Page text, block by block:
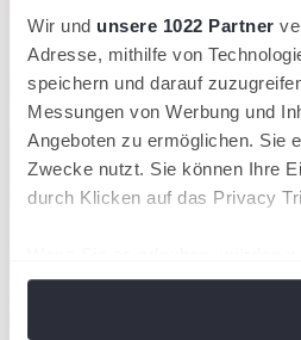
Wir und unsere 1022 Partner
Adresse, mithilfe von
speichern und darauf
Messungen von Werbung und
Angeboten zu ermöglichen. Sie
Zwecke nutzt. Sie können Ihre
durch Klicken auf das Privacy
sichern sich in diesem Jahr die